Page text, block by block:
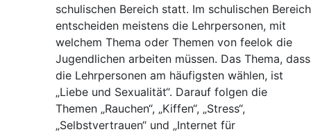
schulischen Bereich statt. Im schulischen Bereich
entscheiden meistens die Lehrpersonen, mit
welchem Thema oder Themen von feelok die
Jugendlichen arbeiten müssen. Das Thema, dass
die Lehrpersonen am häufigsten wählen, ist
„Liebe und Sexualität“. Darauf folgen die
Themen „Rauchen“, „Kiffen“, „Stress“,
„Selbstvertrauen“ und „Internet für